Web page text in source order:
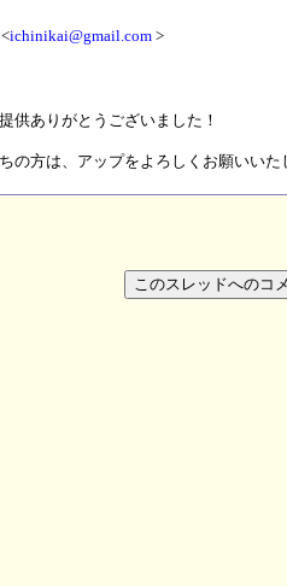
ichinikai@gmail.com >
供ありがとうございました！
の方は、アップをよろしくお願いいた